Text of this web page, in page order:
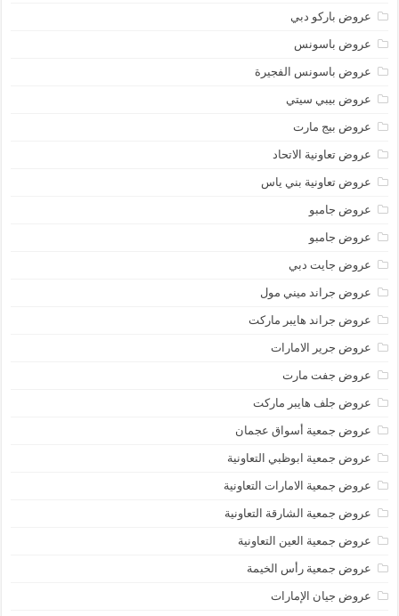
عروض باركو دبي
عروض باسونس
عروض باسونس الفجيرة
عروض بيبي سيتي
عروض بيج مارت
عروض تعاونية الاتحاد
عروض تعاونية بني ياس
عروض جامبو
عروض جامبو
عروض جايت دبي
عروض جراند ميني مول
عروض جراند هايبر ماركت
عروض جرير الامارات
عروض جفت مارت
عروض جلف هايبر ماركت
عروض جمعية أسواق عجمان
عروض جمعية ابوظبي التعاونية
عروض جمعية الامارات التعاونية
عروض جمعية الشارقة التعاونية
عروض جمعية العين التعاونية
عروض جمعية رأس الخيمة
عروض جيان الإمارات